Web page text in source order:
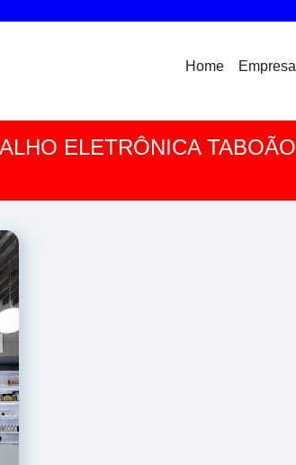
Home Empresa
ELETRÔNICA TABOÃO